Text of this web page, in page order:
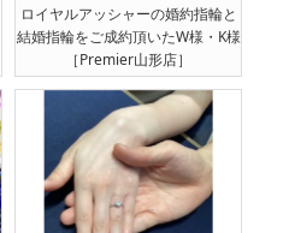
ロイヤルアッシャーの婚約指輪と
結婚指輪をご成約頂いたW様・K様
［Premier山形店］